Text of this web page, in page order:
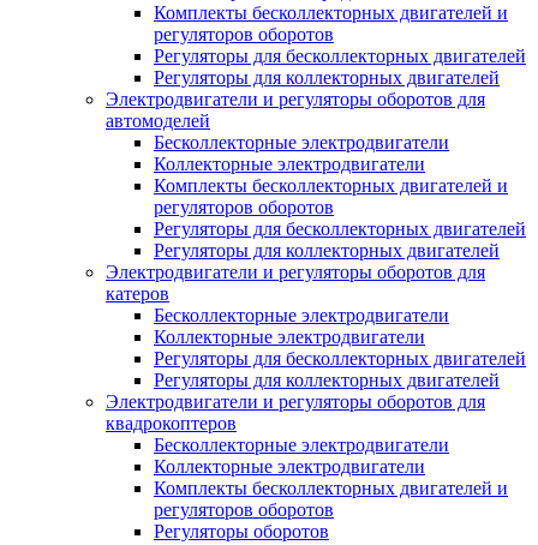
Комплекты бесколлекторных двигателей и
регуляторов оборотов
Регуляторы для бесколлекторных двигателей
Регуляторы для коллекторных двигателей
Электродвигатели и регуляторы оборотов для
автомоделей
Бесколлекторные электродвигатели
Коллекторные электродвигатели
Комплекты бесколлекторных двигателей и
регуляторов оборотов
Регуляторы для бесколлекторных двигателей
Регуляторы для коллекторных двигателей
Электродвигатели и регуляторы оборотов для
катеров
Бесколлекторные электродвигатели
Коллекторные электродвигатели
Регуляторы для бесколлекторных двигателей
Регуляторы для коллекторных двигателей
Электродвигатели и регуляторы оборотов для
квадрокоптеров
Бесколлекторные электродвигатели
Коллекторные электродвигатели
Комплекты бесколлекторных двигателей и
регуляторов оборотов
Регуляторы оборотов